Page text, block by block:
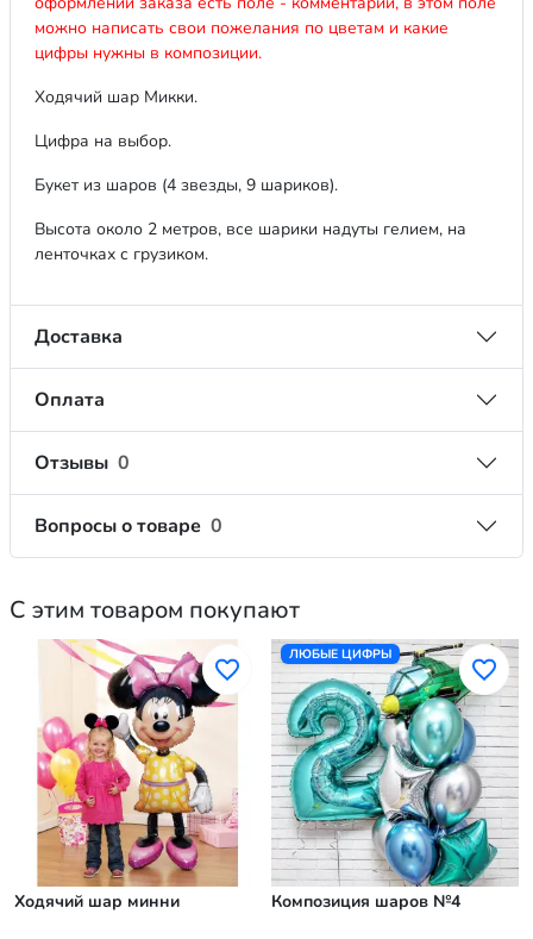
можно написать свои пожелания по цветам и какие
цифры нужны в композиции.
Ходячий шар Микки.
Цифра на выбор.
Букет из шаров (4 звезды, 9 шариков).
Высота около 2 метров, все шарики надуты гелием, на
ленточках с грузиком.
Доставка
Оплата
Отзывы 0
Вопросы о товаре 0
С этим товаром покупают
Ходячий шар минни
ЛЮБЫЕ ЦИФРЫ
Композиция шаров №4